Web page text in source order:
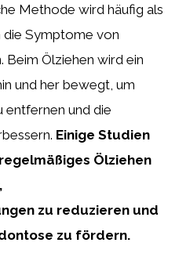
Methode wird häufig als
die Symptome von
Beim Ölziehen wird ein
und her bewegt, um
entfernen und die
Einige Studien
Ölziehen
zu reduzieren und
zu fördern.